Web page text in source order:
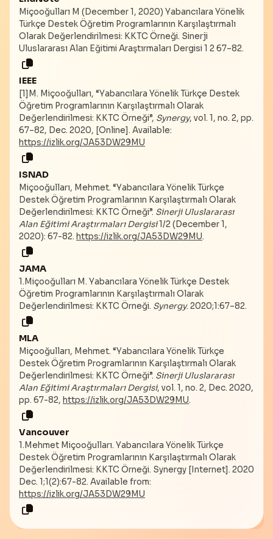
Miçooğulları M (December 1, 2020) Yabancılara Yönelik
Türkçe Destek Öğretim Programlarının Karşılaştırmalı
Olarak Değerlendirilmesi: KKTC Örneği. Sinerji
Uluslararası Alan Eğitimi Araştırmaları Dergisi 1 2 67–82.
IEEE
[1]M. Miçooğulları, “Yabancılara Yönelik Türkçe Destek
Öğretim Programlarının Karşılaştırmalı Olarak
Değerlendirilmesi: KKTC Örneği”, Synergy, vol. 1, no. 2, pp.
67–82, Dec. 2020, [Online]. Available:
https://izlik.org/JA53DW29MU
ISNAD
Miçooğulları, Mehmet. “Yabancılara Yönelik Türkçe
Destek Öğretim Programlarının Karşılaştırmalı Olarak
Değerlendirilmesi: KKTC Örneği”. Sinerji Uluslararası
Alan Eğitimi Araştırmaları Dergisi1/2 (December 1,
2020): 67-82. https://izlik.org/JA53DW29MU.
JAMA
1.Miçooğulları M. Yabancılara Yönelik Türkçe Destek
Öğretim Programlarının Karşılaştırmalı Olarak
Değerlendirilmesi: KKTC Örneği. Synergy. 2020;1:67–82.
MLA
Miçooğulları, Mehmet. “Yabancılara Yönelik Türkçe
Destek Öğretim Programlarının Karşılaştırmalı Olarak
Değerlendirilmesi: KKTC Örneği”. Sinerji Uluslararası
Alan Eğitimi Araştırmaları Dergisi, vol. 1, no. 2, Dec. 2020,
pp. 67-82, https://izlik.org/JA53DW29MU.
Vancouver
1.Mehmet Miçooğulları. Yabancılara Yönelik Türkçe
Destek Öğretim Programlarının Karşılaştırmalı Olarak
Değerlendirilmesi: KKTC Örneği. Synergy [Internet]. 2020
Dec. 1;1(2):67-82. Available from:
https://izlik.org/JA53DW29MU